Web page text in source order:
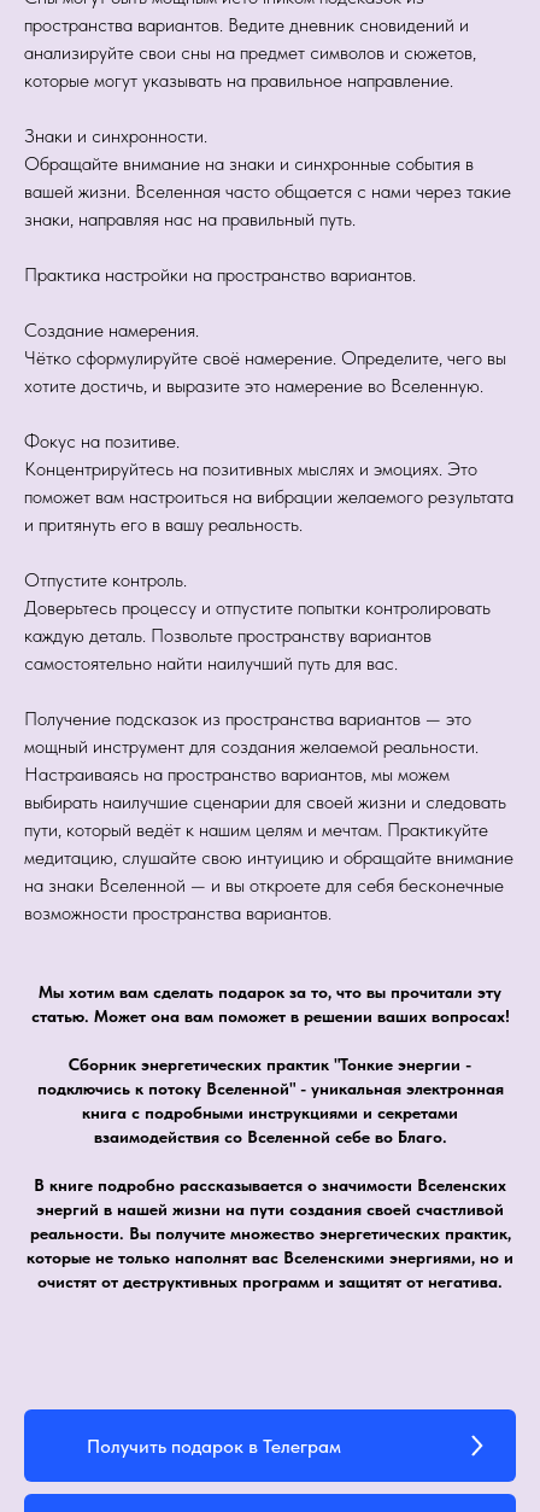
пространства вариантов. Ведите дневник сновидений и
анализируйте свои сны на предмет символов и сюжетов,
которые могут указывать на правильное направление.
Знаки и синхронности.
Обращайте внимание на знаки и синхронные события в
вашей жизни. Вселенная часто общается с нами через такие
знаки, направляя нас на правильный путь.
Практика настройки на пространство вариантов.
Создание намерения.
Чётко сформулируйте своё намерение. Определите, чего вы
хотите достичь, и выразите это намерение во Вселенную.
Фокус на позитиве.
Концентрируйтесь на позитивных мыслях и эмоциях. Это
поможет вам настроиться на вибрации желаемого результата
и притянуть его в вашу реальность.
Отпустите контроль.
Доверьтесь процессу и отпустите попытки контролировать
каждую деталь. Позвольте пространству вариантов
самостоятельно найти наилучший путь для вас.
Получение подсказок из пространства вариантов — это
мощный инструмент для создания желаемой реальности.
Настраиваясь на пространство вариантов, мы можем
выбирать наилучшие сценарии для своей жизни и следовать
пути, который ведёт к нашим целям и мечтам. Практикуйте
медитацию, слушайте свою интуицию и обращайте внимание
на знаки Вселенной — и вы откроете для себя бесконечные
возможности пространства вариантов.
Мы хотим вам сделать подарок за то, что вы прочитали эту
статью. Может она вам поможет в решении ваших вопросах!
Сборник энергетических практик "Тонкие энергии -
подключись к потоку Вселенной" - уникальная электронная
книга с подробными инструкциями и секретами
взаимодействия со Вселенной себе во Благо.
В книге подробно рассказывается о значимости Вселенских
энергий в нашей жизни на пути создания своей счастливой
реальности. Вы получите множество энергетических практик,
которые не только наполнят вас Вселенскими энергиями, но и
очистят от деструктивных программ и защитят от негатива.
Получить подарок в Телеграм